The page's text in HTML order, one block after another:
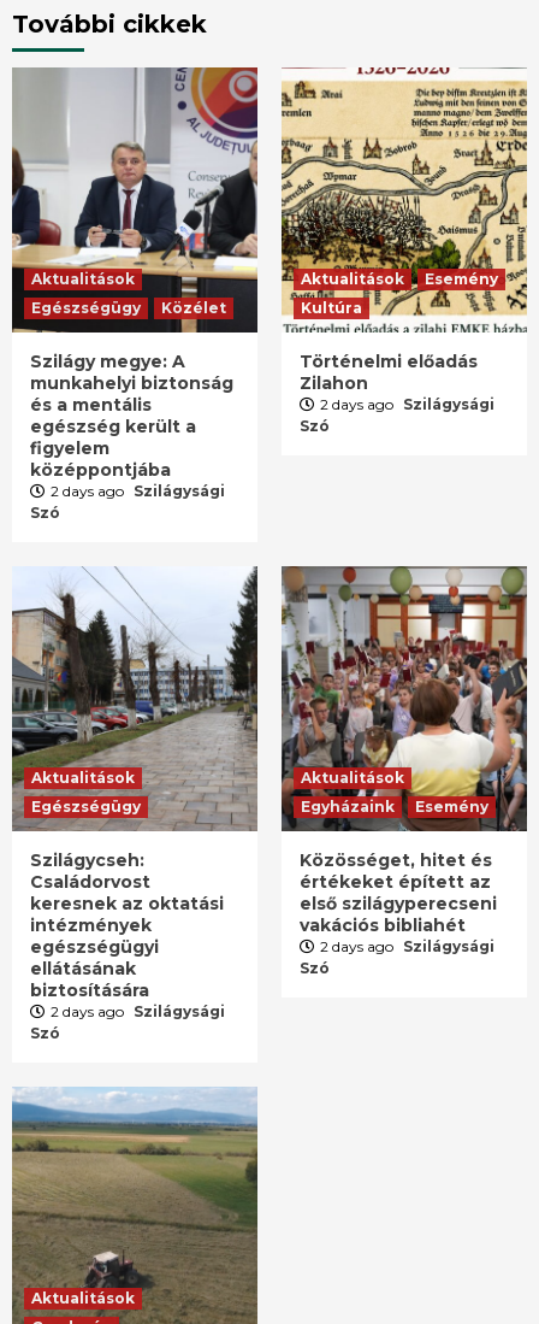
További cikkek
Aktualitások
Egészségügy
Közélet
Szilágy megye: A
munkahelyi biztonság
és a mentális
egészség került a
figyelem
középpontjába
2 days ago Szilágysági
Szó
Aktualitások
Esemény
Kultúra
Történelmi előadás
Zilahon
2 days ago Szilágysági
Szó
Aktualitások
Egészségügy
Szilágycseh:
Családorvost
keresnek az oktatási
intézmények
egészségügyi
ellátásának
biztosítására
2 days ago Szilágysági
Szó
Aktualitások
Egyházaink
Esemény
Közösséget, hitet és
értékeket épített az
első szilágyperecseni
vakációs bibliahét
2 days ago Szilágysági
Szó
Aktualitások